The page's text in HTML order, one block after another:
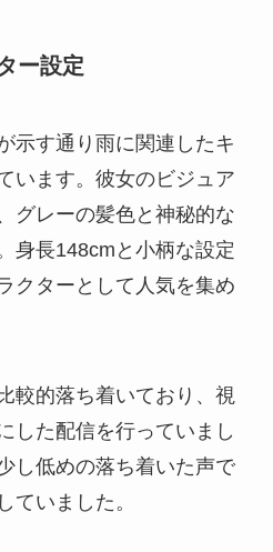
ー設定
示す通り雨に関連したキ
います。彼女のビジュア
グレーの髪色と神秘的な
身長148cmと小柄な設定
クターとして人気を集め
較的落ち着いており、視
した配信を行っていまし
し低めの落ち着いた声で
ていました。